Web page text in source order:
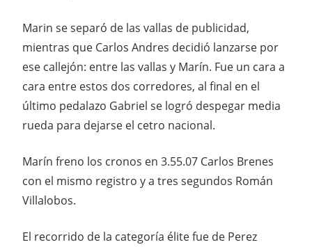
Marin se separó de las vallas de publicidad,
mientras que Carlos Andres decidió lanzarse por
ese callejón: entre las vallas y Marín. Fue un cara a
cara entre estos dos corredores, al final en el
último pedalazo Gabriel se logró despegar media
rueda para dejarse el cetro nacional.
Marín freno los cronos en 3.55.07 Carlos Brenes
con el mismo registro y a tres segundos Román
Villalobos.
El recorrido de la categoría élite fue de Perez